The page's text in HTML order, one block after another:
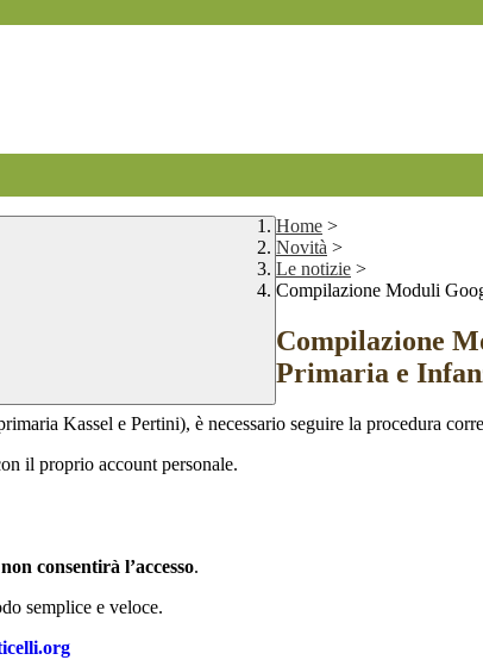
Home >
Novità >
Le notizie >
Compilazione Moduli
Compilazione
Primaria e
Kassel e Pertini), è necessario seguire la procedura
il proprio account personale.
consentirà l’accesso.
semplice e veloce.